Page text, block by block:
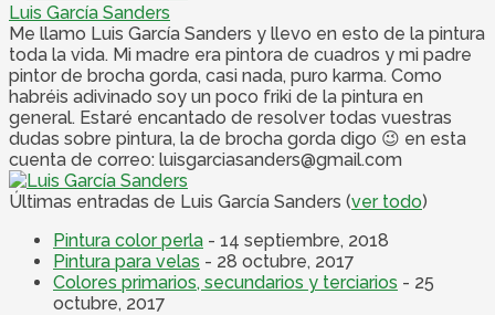
Luis García Sanders
Me llamo Luis García Sanders y llevo en esto de la pintura
toda la vida. Mi madre era pintora de cuadros y mi padre
pintor de brocha gorda, casi nada, puro karma. Como
habréis adivinado soy un poco friki de la pintura en
general. Estaré encantado de resolver todas vuestras
dudas sobre pintura, la de brocha gorda digo 😉 en esta
cuenta de correo: luisgarciasanders@gmail.com
Últimas entradas de Luis García Sanders (ver todo)
Pintura color perla - 14 septiembre, 2018
Pintura para velas - 28 octubre, 2017
Colores primarios, secundarios y terciarios - 25
octubre, 2017